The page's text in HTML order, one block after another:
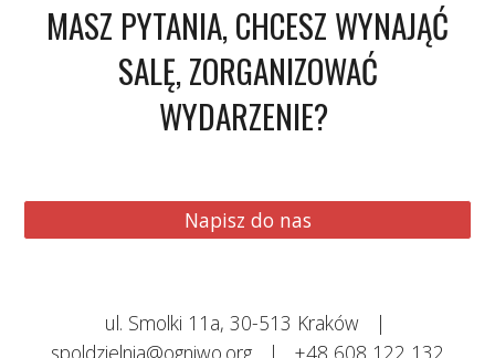
MASZ PYTANIA, CHCESZ WYNAJĄĆ
SALĘ, ZORGANIZOWAĆ
WYDARZENIE?
Napisz do nas
ul. Smolki 11a, 30-513 Kraków|
spoldzielnia@ogniwo.org
| +48 608 122 132